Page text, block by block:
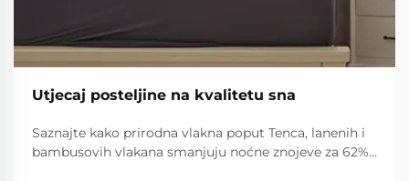
Utjecaj posteljine na kvalitetu sna
Saznajte kako prirodna vlakna poput Tenca, lanenih i
bambusovih vlakana smanjuju noćne znojeve za 62% i